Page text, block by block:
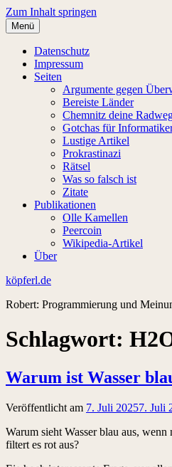
Zum Inhalt springen
Menü
Datenschutz
Impressum
Seiten
Argumente gegen
Bereiste Länder
Chemnitz deine
Gotchas für
Lustige Artikel
Prokrastinazi
Rätsel
Was so falsch ist
Zitate
Publikationen
Olle Kamellen
Peercoin
Wikipedia-Artikel
Über
köpferl.de
Robert: Programmierung und
Schlagwort:
Warum ist Wasser
Veröffentlicht am 7. Juli 20257. Juli
Warum sieht Wasser blau aus,
filtert es rot aus?